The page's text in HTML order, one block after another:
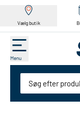
Vælg butik
Menu